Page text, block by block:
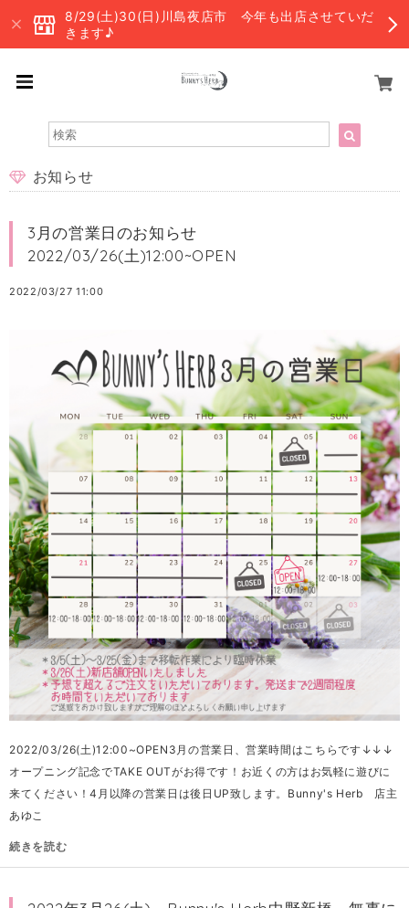
8/29(土)30(日)川島夜店市 今年も出店させていだ
きます♪
お知らせ
3月の営業日のお知らせ
2022/03/26(土)12:00~OPEN
2022/03/27 11:00
2022/03/26(土)12:00~OPEN3月の営業日、営業時間はこちらです↓↓↓
オープニング記念でTAKE OUTがお得です！お近くの方はお気軽に遊びに
来てください！4月以降の営業日は後日UP致します。Bunny's Herb 店主
あゆこ
続きを読む